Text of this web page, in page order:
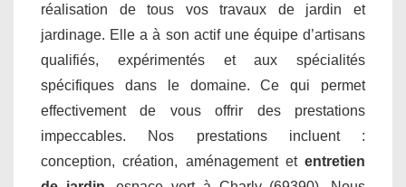
réalisation de tous vos travaux de jardin et
jardinage. Elle a à son actif une équipe d’artisans
qualifiés, expérimentés et aux spécialités
spécifiques dans le domaine. Ce qui permet
effectivement de vous offrir des prestations
impeccables. Nos prestations incluent :
conception, création, aménagement et entretien